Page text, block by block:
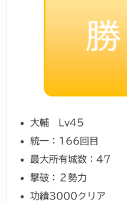
大輔 Lv45
統一：166回目
最大所有城数：47
撃破：２勢力
功績3000クリア